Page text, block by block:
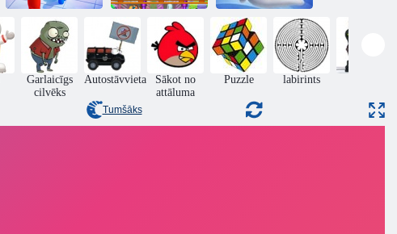
Stick Box
Ragdoll Slowmo
Aizraušanās 4 Snow Globe
Garlaicīgs
cilvēks
Autostāvvieta
Sākot no
attāluma
Puzzle labirints
Tumšāks